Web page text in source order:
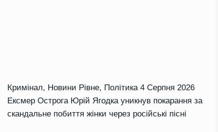
Кримінал, Новини Рівне, Політика 4 Серпня 2026
Ексмер Острога Юрій Ягодка уникнув покарання за
скандальне побиття жінки через російські пісні